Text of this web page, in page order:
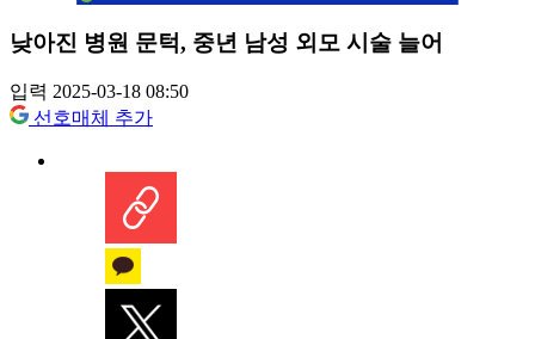
낮아진 병원 문턱, 중년 남성 외모 시술 늘어
입력 2025-03-18 08:50
선호매체 추가